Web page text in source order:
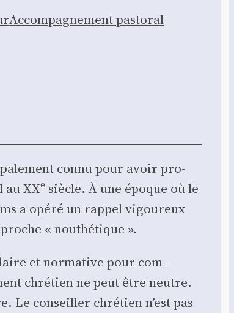
Accom­pa­gne­ment pas­to­ral
connu pour avoir pro­
XXᵉ siècle. À une époque où le
a opé­ré un rap­pel vigou­reux
« nou­thé­tique ».
et nor­ma­tive pour com­
chré­tien ne peut être neutre.
Le conseiller chré­tien n’est pas